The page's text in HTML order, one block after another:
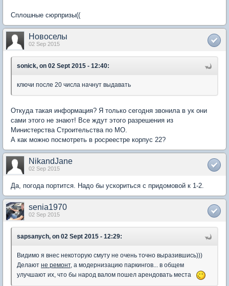
Сплошные сюрпризы((
Новоселы
02 Sep 2015
sonick, on 02 Sept 2015 - 12:40:
ключи после 20 числа начнут выдавать
Откуда такая информация? Я только сегодня звонила в ук они
сами этого не знают! Все ждут этого разрешения из
Министерства Строительства по МО.
А как можно посмотреть в росреестре корпус 22?
NikandJane
02 Sep 2015
Да, погода портится. Надо бы ускориться с придомовой к 1-2.
senia1970
02 Sep 2015
sapsanych, on 02 Sept 2015 - 12:29:
Видимо я внес некоторую смуту не очень точно выразившись)))
Делают не ремонт, а модернизацию паркингов... в общем
улучшают их, что бы народ валом пошел арендовать места